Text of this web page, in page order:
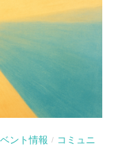
ント情報 / コミュニ